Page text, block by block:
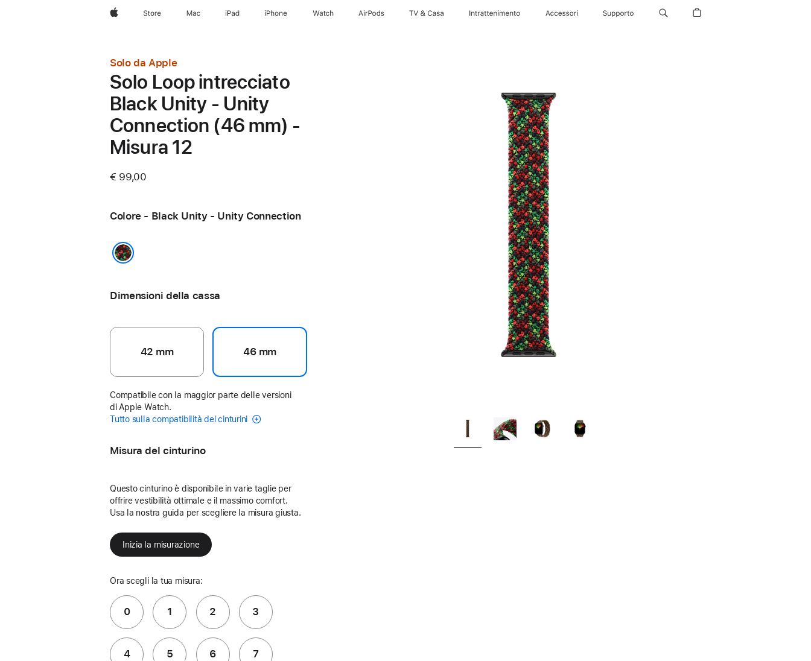
AppleStore Mac iPad iPhone Watch AirPods TV & Casa Intrattenimento Accessori Supporto
Solo da Apple
Solo Loop intrecciato
Black Unity - Unity
Connection (46 mm) -
Misura 12
€ 99,00
Colore - Black Unity - Unity Connection
Dimensioni della cassa
42 mm 46 mm
Compatibile con la maggior parte delle versioni
di Apple Watch.
Tutto sulla compatibilità dei cinturini
Misura del cinturino
Questo cinturino è disponibile in varie taglie per
offrire vestibilità ottimale e il massimo comfort.
Usa la nostra guida per scegliere la misura giusta.
Inizia la misurazione
Ora scegli la tua misura:
0 1 2 3
4 5 6 7